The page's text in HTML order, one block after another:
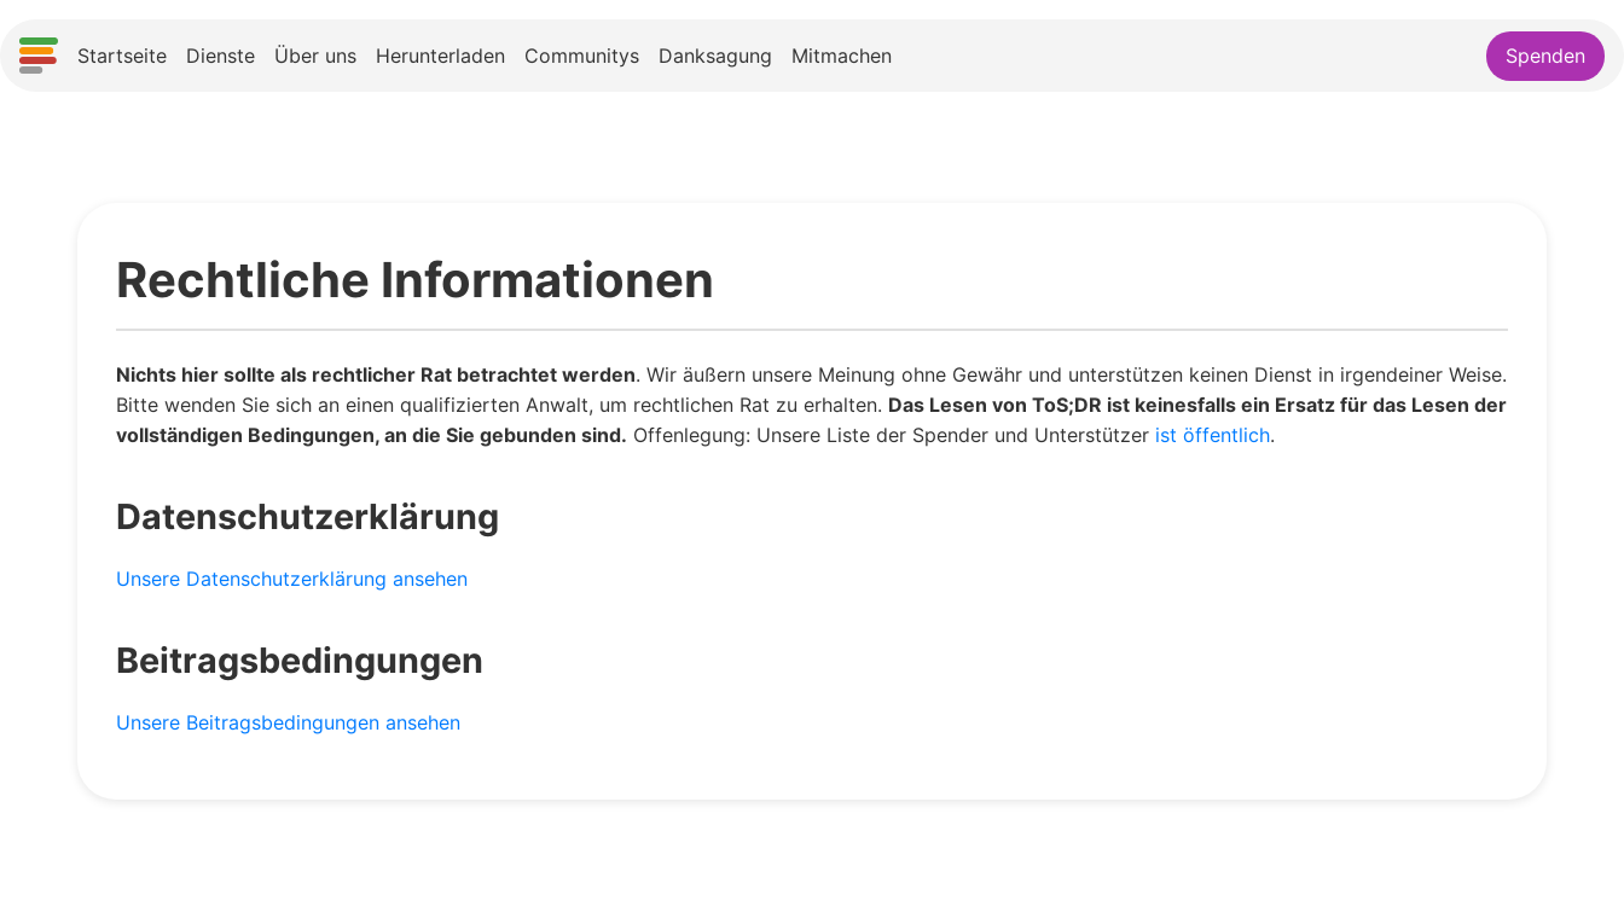
Startseite Dienste Über uns Herunterladen Communitys Danksagung Mitmachen Spenden
Rechtliche Informationen
Nichts hier sollte als rechtlicher Rat betrachtet werden. Wir äußern unsere Meinung ohne Gewähr und unterstützen keinen Dienst in irgendeiner Weise.
Bitte wenden Sie sich an einen qualifizierten Anwalt, um rechtlichen Rat zu erhalten. Das Lesen von ToS;DR ist keinesfalls ein Ersatz für das Lesen der
vollständigen Bedingungen, an die Sie gebunden sind. Offenlegung: Unsere Liste der Spender und Unterstützer ist öffentlich.
Datenschutzerklärung
Unsere Datenschutzerklärung ansehen
Beitragsbedingungen
Unsere Beitragsbedingungen ansehen